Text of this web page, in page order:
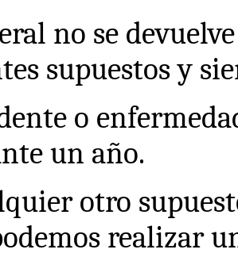
no se
supuestos y
o
un año.
otro
realizar